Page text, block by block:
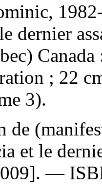
dernier
; 22
3).
de
et le
—